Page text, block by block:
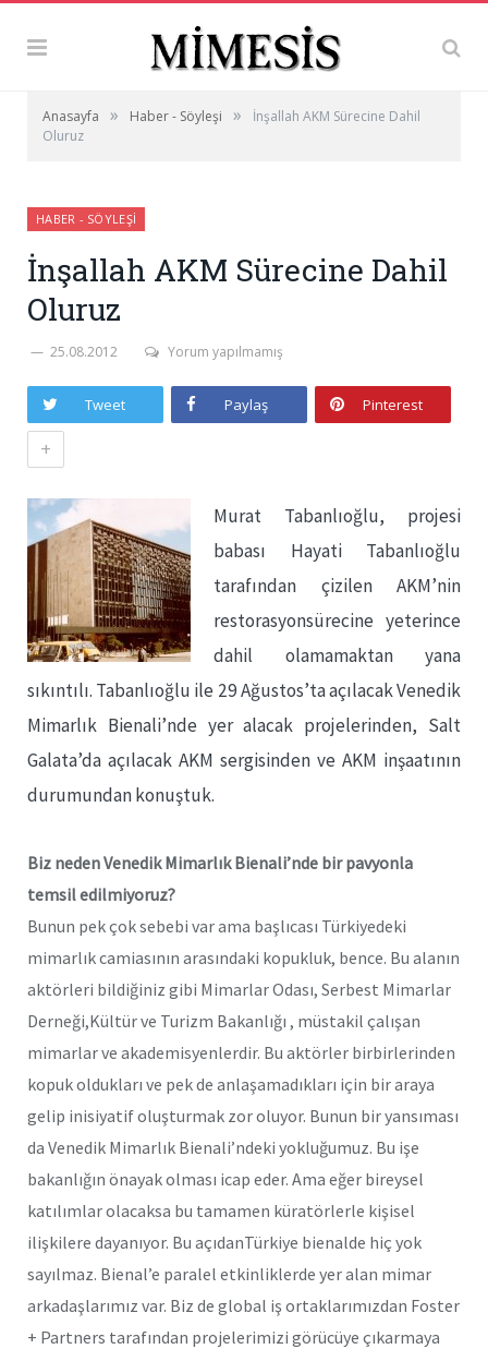
Anasayfa » Haber - Söyleşi »
İnşallah AKM Sürecine Dahil
Oluruz
HABER - SÖYLEŞI
İnşallah AKM Sürecine Dahil
Oluruz
25.08.2012 Yorum yapılmamış
Tweet Paylaş Pinterest
+
Murat Tabanlıoğlu, projesi
babası Hayati Tabanlıoğlu
tarafından çizilen AKM’nin
restorasyonsürecine yeterince
dahil olamamaktan yana
sıkıntılı. Tabanlıoğlu ile 29 Ağustos’ta açılacak Venedik
Mimarlık Bienali’nde yer alacak projelerinden, Salt
Galata’da açılacak AKM sergisinden ve AKM inşaatının
durumundan konuştuk.
Biz neden Venedik Mimarlık Bienali’nde bir pavyonla
temsil edilmiyoruz?
Bunun pek çok sebebi var ama başlıcası Türkiyedeki
mimarlık camiasının arasındaki kopukluk, bence. Bu alanın
aktörleri bildiğiniz gibi Mimarlar Odası, Serbest Mimarlar
Derneği,Kültür ve Turizm Bakanlığı , müstakil çalışan
mimarlar ve akademisyenlerdir. Bu aktörler birbirlerinden
kopuk oldukları ve pek de anlaşamadıkları için bir araya
gelip inisiyatif oluşturmak zor oluyor. Bunun bir yansıması
da Venedik Mimarlık Bienali’ndeki yokluğumuz. Bu işe
bakanlığın önayak olması icap eder. Ama eğer bireysel
katılımlar olacaksa bu tamamen küratörlerle kişisel
ilişkilere dayanıyor. Bu açıdanTürkiye bienalde hiç yok
sayılmaz. Bienal’e paralel etkinliklerde yer alan mimar
arkadaşlarımız var. Biz de global iş ortaklarımızdan Foster
+ Partners tarafından projelerimizi görücüye çıkarmaya